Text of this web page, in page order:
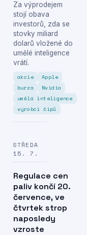
Za výprodejem
stojí obava
investorů, zda se
stovky miliard
dolarů vložené do
umělé inteligence
vrátí.
akcie
Apple
burza
Nvidia
umělá inteligence
výrobci čipů
STŘEDA
15. 7.
Regulace cen
paliv končí 20.
července, ve
čtvrtek strop
naposledy
vzroste